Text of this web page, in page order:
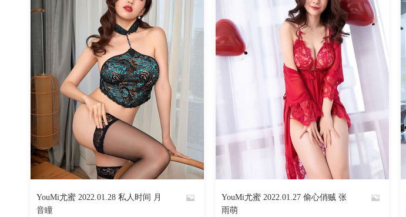
By
YouMi尤蜜 2022.01.28 私人时间 月
音瞳
By
YouMi尤蜜 2022.01.27 偷心俏贼 张
雨萌